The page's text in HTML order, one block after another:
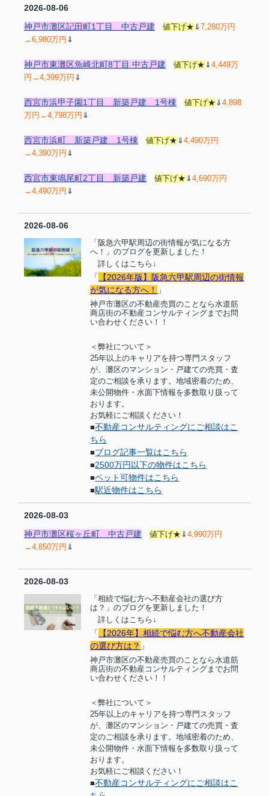
2026-08-06
神戸市灘区記田町1丁目 中古戸建
値下げ★ ⇓ 7,280万円
→6,980万円 ⇓
神戸市東灘区魚崎北町8丁目 中古戸建 値下げ★ ⇓ 4,449万
円→4,399万円 ⇓
西宮市浜甲子園1丁目 新築戸建 1号棟 値下げ★ ⇓ 4,898
万円→4,798万円 ⇓
西宮市浜町 新築戸建 1号棟 値下げ★ ⇓ 4,490万円
→4,390万円 ⇓
西宮市東鳴尾町2丁目 新築戸建 値下げ★ ⇓ 4,690万円
→4,490万円 ⇓
2026-08-06
「阪急六甲駅周辺の街情報が気になる方
へ！」のブログを更新しました！
詳しくはこちら ↓
「 【2026年版】阪急六甲駅周辺の街情報
が気になる方へ！
」
神戸市灘区の不動産売買のことなら水道筋
商店街の不動産コンサルティングまでお問
い合わせください！！
＜弊社について＞
25年以上のキャリアを持つ専門スタッフ
が、灘区のマンション・戸建ての売買・査
定のご相談を承ります。地域密着のため、
未公開物件・水面下情報を多数取り扱って
おります。
お気軽にご相談ください！
■不動産コンサルティングにご相談はこ
ちら
■ブログ記事一覧はこちら
■2500万円以下の物件はこちら
■ペット可物件はこちら
■駅近物件はこちら
2026-08-03
神戸市灘区桜ヶ丘町 中古戸建
値下げ★ ⇓ 4,990万円
→4,850万円 ⇓
2026-08-03
「相続で悩む方へ不動産会社の選び方
は？」のブログを更新しました！
詳しくはこちら ↓
「
【2026年】相続で悩む方へ不動産会社
の選び方は？ 」
神戸市灘区の不動産売買のことなら水道筋
商店街の不動産コンサルティングまでお問
い合わせください！！
＜弊社について＞
25年以上のキャリアを持つ専門スタッフ
が、灘区のマンション・戸建ての売買・査
定のご相談を承ります。地域密着のため、
未公開物件・水面下情報を多数取り扱って
おります。
お気軽にご相談ください！
■不動産コンサルティングにご相談はこ